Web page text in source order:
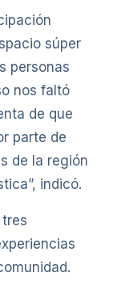
súper
personas
nos faltó
de que
parte de
de la región
indicó.